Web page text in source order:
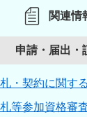
関連情
申請・届出・
・契約に関す
等参加資格審